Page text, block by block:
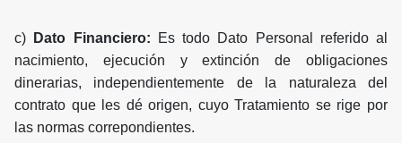
c) Dato Financiero:
Es todo Dato Personal referido al
nacimiento, ejecución y extinción de obligaciones
dinerarias, independientemente de la naturaleza del
contrato que les dé origen, cuyo Tratamiento se rige por
las normas correpondientes.